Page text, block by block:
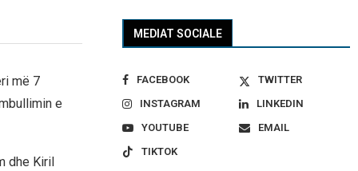
më 7
e
dhe Kiril
MEDIAT SOCIALE
FACEBOOK
TWITTER
INSTAGRAM
LINKEDIN
YOUTUBE
EMAIL
TIKTOK